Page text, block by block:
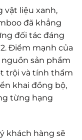
vật liệu xanh,
đã khẳng
đối tác đáng
Điểm mạnh của
sản phẩm
trội và tính thẩm
khai đồng bộ,
từng hạng
khách hàng sẽ